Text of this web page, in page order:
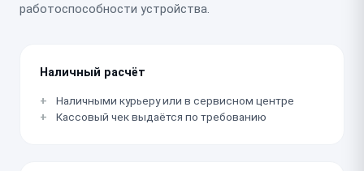
работоспособности устройства.
Наличный расчёт
Наличными курьеру или в сервисном центре
Кассовый чек выдаётся по требованию